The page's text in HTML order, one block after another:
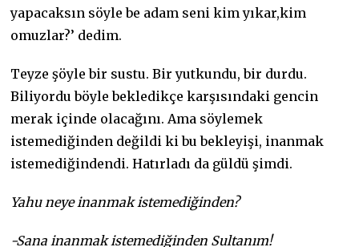
yapacaksın söyle be adam seni kim yıkar,kim
omuzlar?’ dedim.
Teyze şöyle bir sustu. Bir yutkundu, bir durdu.
Biliyordu böyle bekledikçe karşısındaki gencin
merak içinde olacağını. Ama söylemek
istemediğinden değildi ki bu bekleyişi, inanmak
istemediğindendi. Hatırladı da güldü şimdi.
Yahu neye inanmak istemediğinden?
-Sana inanmak istemediğinden Sultanım!